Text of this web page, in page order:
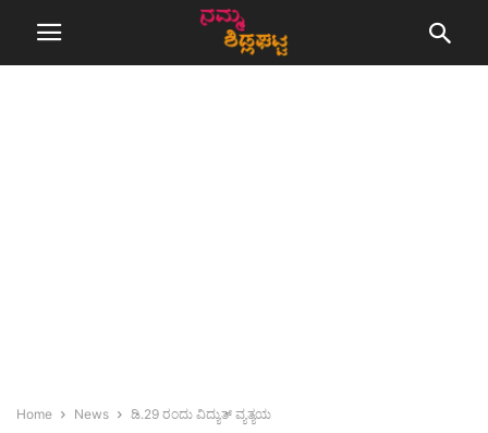
Home News ಡಿ.29 ರಂದು ವಿದ್ಯುತ್ ವ್ಯತ್ಯಯ